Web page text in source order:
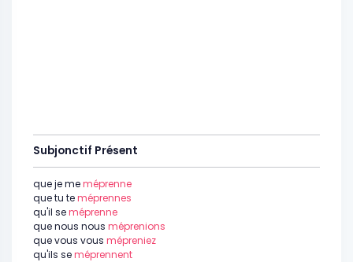
Subjonctif Présent
que je meméprenne
que tu teméprennes
qu'il seméprenne
que nous nous méprenions
que vous vous mépreniez
qu'ils seméprennent